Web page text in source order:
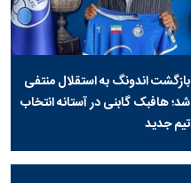
بازگشت اندونگ به استقلال منتفی
شد؛ هافبک گابنی در آستانه انتخاب
تیم جدید